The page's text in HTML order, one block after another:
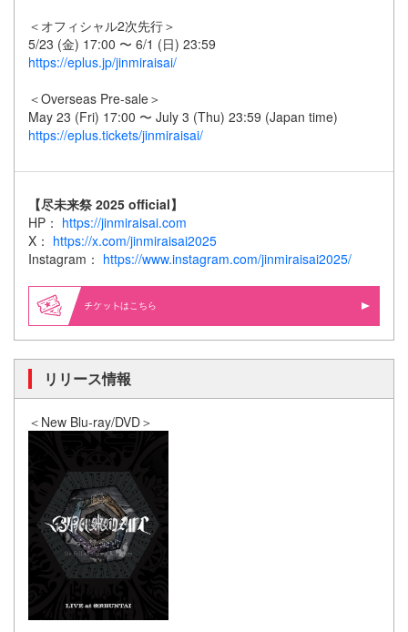
＜オフィシャル2次先行＞
5/23 (金) 17:00 〜 6/1 (日) 23:59
https://eplus.jp/jinmiraisai/
＜Overseas Pre-sale＞
May 23 (Fri) 17:00 〜 July 3 (Thu) 23:59 (Japan time)
https://eplus.tickets/jinmiraisai/
【尽未来祭 2025 official】
HP： https://jinmiraisai.com
X： https://x.com/jinmiraisai2025
Instagram： https://www.instagram.com/jinmiraisai2025/
はこちら
リリース情報
＜New Blu-ray/DVD＞